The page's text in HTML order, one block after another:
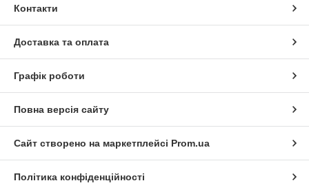
Контакти
Доставка та оплата
Графік роботи
Повна версія сайту
Сайт створено на маркетплейсі Prom.ua
Політика конфіденційності